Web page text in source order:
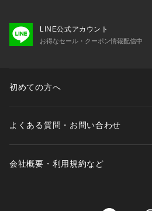
LINE公式アカウント
お得なセール・クーポン情報配信中
初めての方へ
よくある質問・お問い合わせ
会社概要・利用規約など